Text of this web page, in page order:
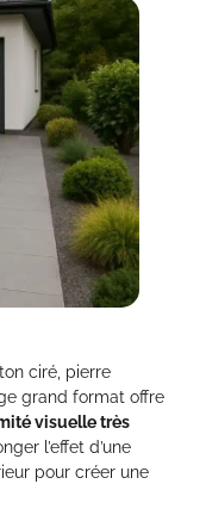
ciré, pierre
grand format offre
visuelle très
l’effet d’une
pour créer une